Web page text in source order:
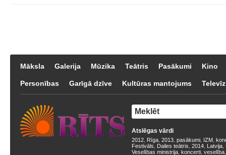
Māksla Galerija Mūzika Teātris Pasākumi Kino
Personības Garīgā dzīve Kultūras mantojums
Atslēgas vārdi
2012 Rīga 2013 pasākumi IZM
Festivāls
Dailes teātris 2014 Latvija
Veselības ministrija koncerti veselība